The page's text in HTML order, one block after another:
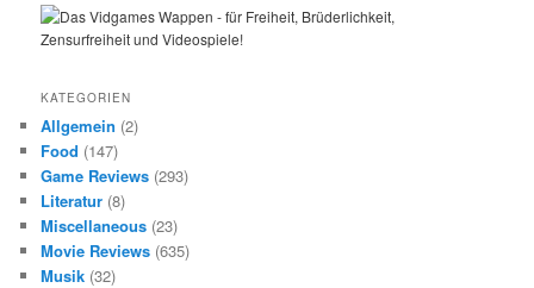
KATEGORIEN
Allgemein (2)
Food (147)
Game Reviews (293)
Literatur (8)
Miscellaneous (23)
Movie Reviews (635)
Musik (32)